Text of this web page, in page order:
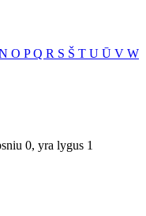
O PQ R S Š T U Ū V W
0, yra lygus 1